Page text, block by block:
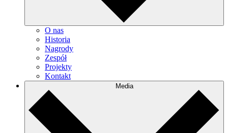
O nas
Historia
Nagrody
Zespół
Projekty
Kontakt
Media